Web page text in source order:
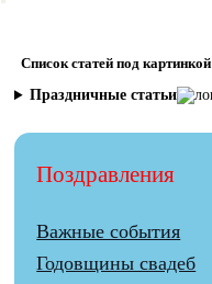
Список статей под картинкой
Праздничные статьи
Поздравления
Важные события
Годовщины свадеб